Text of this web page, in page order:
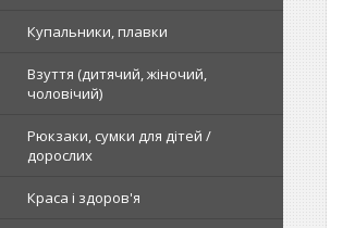
Купальники, плавки
Взуття (дитячий, жіночий,
чоловічий)
Рюкзаки, сумки для дітей /
дорослих
Краса і здоров'я